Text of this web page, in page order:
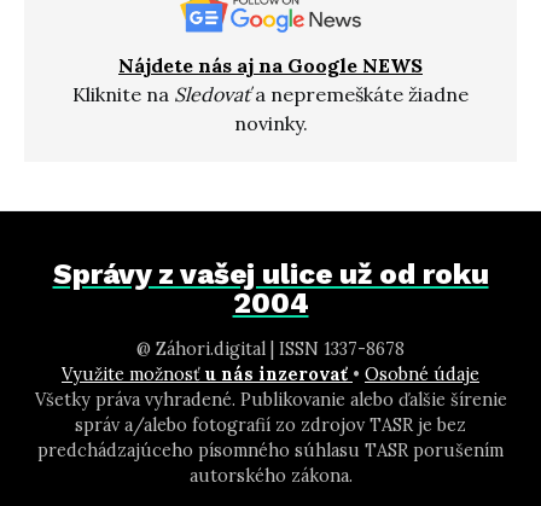
Nájdete nás aj na Google NEWS
Kliknite na Sledovaťa nepremeškáte žiadne
novinky.
Správy z vašej ulice už od roku
2004
@ Záhori.digital | ISSN 1337-8678
Využite možnosť u nás inzerovať • Osobné údaje
Všetky práva vyhradené. Publikovanie alebo ďalšie šírenie
správ a/alebo fotografií zo zdrojov TASR je bez
predchádzajúceho písomného súhlasu TASR porušením
autorského zákona.